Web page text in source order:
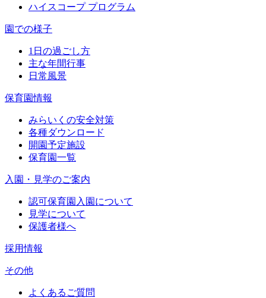
ハイスコープ プログラム
園での様子
1日の過ごし方
主な年間行事
日常風景
保育園情報
みらいくの安全対策
各種ダウンロード
開園予定施設
保育園一覧
入園・見学のご案内
認可保育園入園について
見学について
保護者様へ
採用情報
その他
よくあるご質問